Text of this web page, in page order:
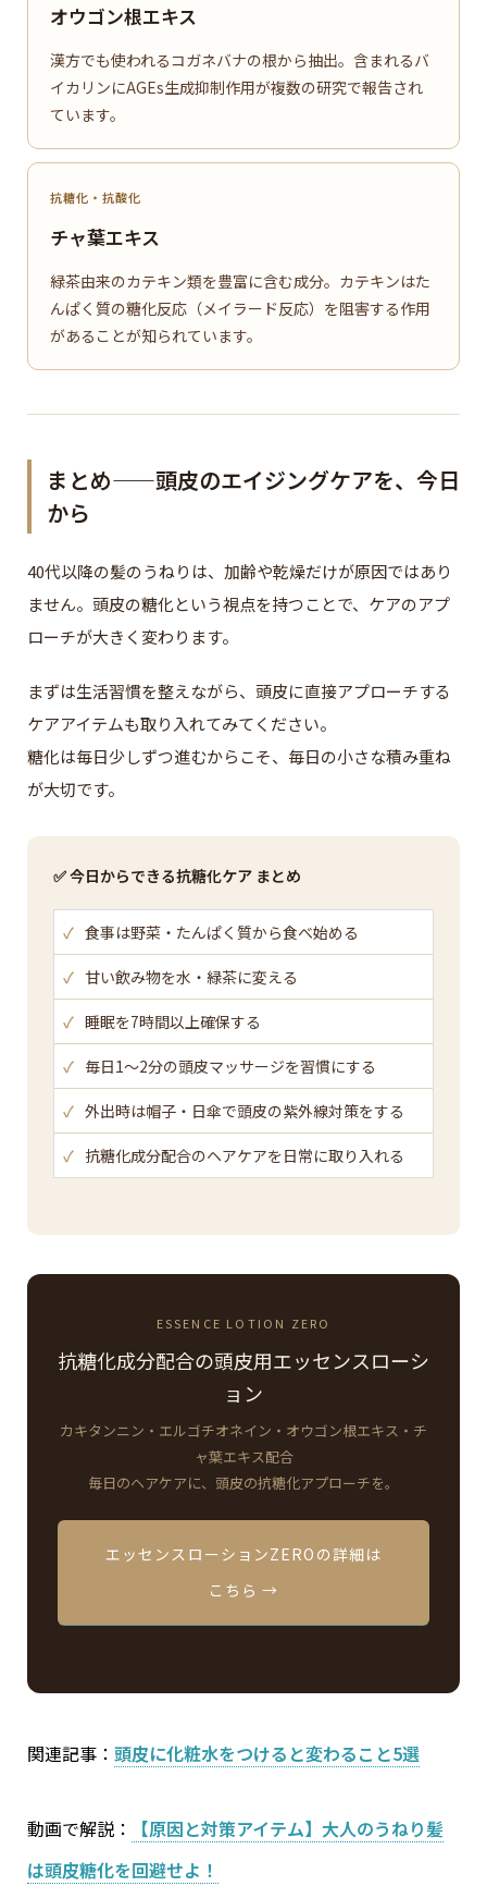
オウゴン根エキス
漢方でも使われるコガネバナの根から抽出。含まれるバ
イカリンにAGEs生成抑制作用が複数の研究で報告され
ています。
抗糖化・抗酸化
チャ葉エキス
緑茶由来のカテキン類を豊富に含む成分。カテキンはた
んぱく質の糖化反応（メイラード反応）を阻害する作用
があることが知られています。
まとめ——頭皮のエイジングケアを、今日
から
40代以降の髪のうねりは、加齢や乾燥だけが原因ではあり
ません。頭皮の糖化という視点を持つことで、ケアのアプ
ローチが大きく変わります。
まずは生活習慣を整えながら、頭皮に直接アプローチする
ケアアイテムも取り入れてみてください。
糖化は毎日少しずつ進むからこそ、毎日の小さな積み重ね
が大切です。
✅ 今日からできる抗糖化ケア まとめ
✓ 食事は野菜・たんぱく質から食べ始める
✓ 甘い飲み物を水・緑茶に変える
✓ 睡眠を7時間以上確保する
✓ 毎日1〜2分の頭皮マッサージを習慣にする
✓ 外出時は帽子・日傘で頭皮の紫外線対策をする
✓ 抗糖化成分配合のヘアケアを日常に取り入れる
ESSENCE LOTION ZERO
抗糖化成分配合の頭皮用エッセンスローシ
ョン
カキタンニン・エルゴチオネイン・オウゴン根エキス・チ
ャ葉エキス配合
毎日のヘアケアに、頭皮の抗糖化アプローチを。
エッセンスローションZEROの詳細は
こちら →
関連記事： 頭皮に化粧水をつけると変わること5選
動画で解説：
【原因と対策アイテム】大人のうねり髪
は頭皮糖化を回避せよ！